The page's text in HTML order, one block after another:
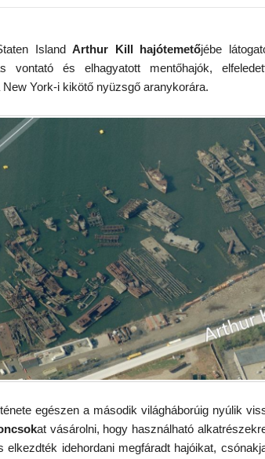
IslandArthur Kill hajótemetőjébe
vontató és elhagyatott mentőhajók,
York-i kikötő nyüzsgő aranykorára.
egészen a második világháborúig nyúlik
at vásárolni, hogy használható
elkezdték idehordani megfáradt hajóikat,